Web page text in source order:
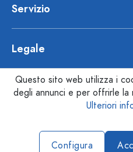
Servizio
Legale
Questo sito web utilizza i
degli annunci e per offrirle la
Ulteriori
Configura